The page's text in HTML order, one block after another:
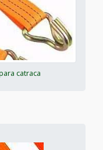
catraca